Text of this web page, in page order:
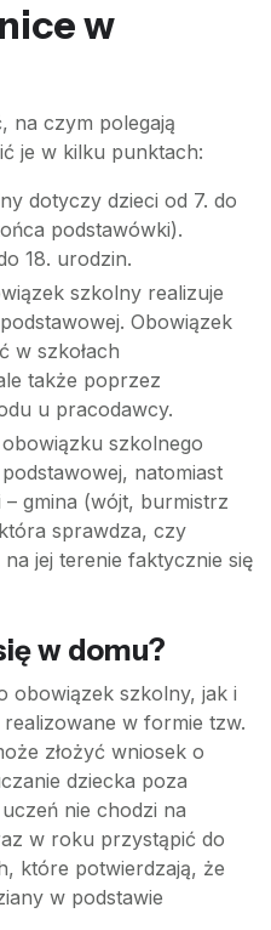
w
na czym polegają
je w kilku punktach:
dotyczy dzieci od 7. do
podstawówki).
18. urodzin.
szkolny realizuje
Obowiązek
w szkołach
także poprzez
u pracodawcy.
szkolnego
natomiast
gmina (wójt, burmistrz
sprawdza, czy
na jej terenie faktycznie się
w domu?
obowiązek szkolny, jak i
w formie tzw.
złożyć wniosek o
dziecka poza
nie chodzi na
w roku przystąpić do
które potwierdzają, że
w podstawie